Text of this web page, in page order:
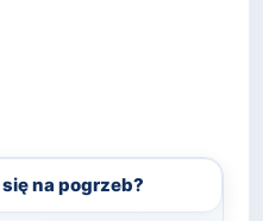
na pogrzeb?